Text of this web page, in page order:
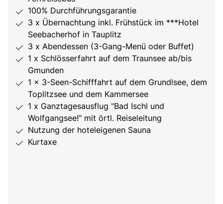
100% Durchführungsgarantie
3 x Übernachtung inkl. Frühstück im ***Hotel
Seebacherhof in Tauplitz
3 x Abendessen (3-Gang-Menü oder Buffet)
1 x Schlösserfahrt auf dem Traunsee ab/bis
Gmunden
1 x 3-Seen-Schifffahrt auf dem Grundlsee, dem
Toplitzsee und dem Kammersee
1 x Ganztagesausflug "Bad Ischl und
Wolfgangsee!" mit örtl. Reiseleitung
Nutzung der hoteleigenen Sauna
Kurtaxe